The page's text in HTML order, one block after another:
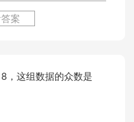
案
，这组数据的众数是